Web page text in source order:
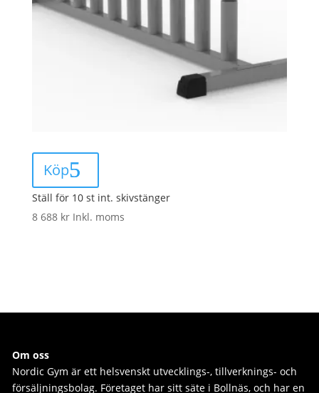
Köp
Ställ för 10 st int. skivstänger
8 688 kr Inkl. moms
Om oss
Nordic Gym är ett helsvenskt utvecklings-, tillverknings- och
försäljningsbolag. Företaget har sitt säte i Bollnäs, och har en